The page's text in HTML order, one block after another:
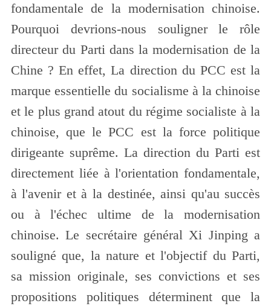
fondamentale de la modernisation chinoise.
Pourquoi devrions-nous souligner le rôle
directeur du Parti dans la modernisation de la
Chine ? En effet, La direction du PCC est la
marque essentielle du socialisme à la chinoise
et le plus grand atout du régime socialiste à la
chinoise, que le PCC est la force politique
dirigeante suprême. La direction du Parti est
directement liée à l'orientation fondamentale,
à l'avenir et à la destinée, ainsi qu'au succès
ou à l'échec ultime de la modernisation
chinoise. Le secrétaire général Xi Jinping a
souligné que, la nature et l'objectif du Parti,
sa mission originale, ses convictions et ses
propositions politiques déterminent que la